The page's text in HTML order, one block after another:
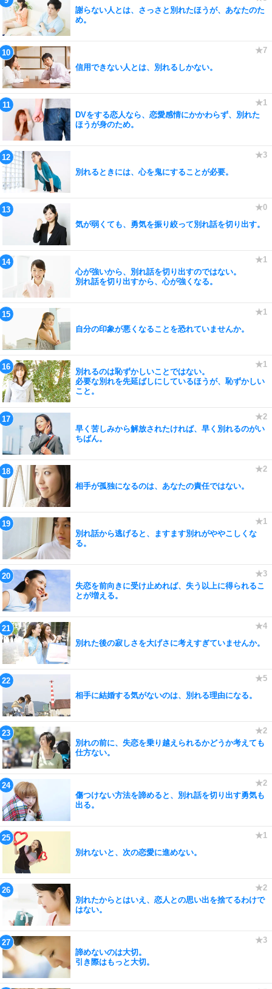
謝らない人とは、さっさと別れたほうが、あなたのた
め。
信用できない人とは、別れるしかない。
DVをする恋人なら、恋愛感情にかかわらず、別れた
ほうが身のため。
別れるときには、心を鬼にすることが必要。
気が弱くても、勇気を振り絞って別れ話を切り出す。
心が強いから、別れ話を切り出すのではない。
別れ話を切り出すから、心が強くなる。
自分の印象が悪くなることを恐れていませんか。
別れるのは恥ずかしいことではない。
必要な別れを先延ばしにしているほうが、恥ずかしい
こと。
早く苦しみから解放されたければ、早く別れるのがい
ちばん。
相手が孤独になるのは、あなたの責任ではない。
別れ話から逃げると、ますます別れがややこしくな
る。
失恋を前向きに受け止めれば、失う以上に得られるこ
とが増える。
別れた後の寂しさを大げさに考えすぎていませんか。
相手に結婚する気がないのは、別れる理由になる。
別れの前に、失恋を乗り越えられるかどうか考えても
仕方ない。
傷つけない方法を諦めると、別れ話を切り出す勇気も
出る。
別れないと、次の恋愛に進めない。
別れたからとはいえ、恋人との思い出を捨てるわけで
はない。
諦めないのは大切。
引き際はもっと大切。